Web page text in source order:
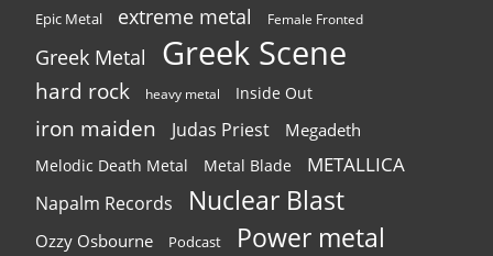
Epic Metal extreme metal Female Fronted
Greek Metal Greek Scene
hard rock heavy metal Inside Out
iron maiden Judas Priest Megadeth
Melodic Death Metal Metal Blade METALLICA
Napalm Records Nuclear Blast
Ozzy Osbourne Podcast Power metal